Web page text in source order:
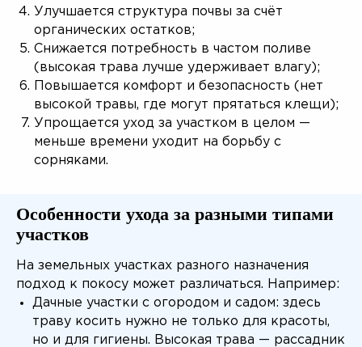
Улучшается структура почвы за счёт
органических остатков;
Снижается потребность в частом поливе
(высокая трава лучше удерживает влагу);
Повышается комфорт и безопасность (нет
высокой травы, где могут прятаться клещи);
Упрощается уход за участком в целом —
меньше времени уходит на борьбу с
сорняками.
Особенности ухода за разными типами
участков
На земельных участках разного назначения
подход к покосу может различаться. Например:
Дачные участки с огородом и садом: здесь
траву косить нужно не только для красоты,
но и для гигиены. Высокая трава — рассадник